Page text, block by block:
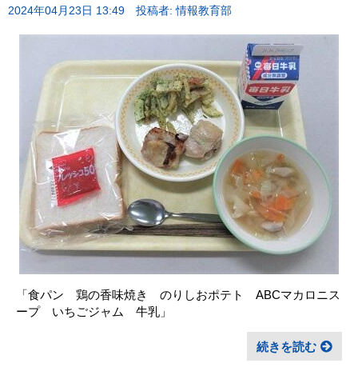
2024年04月23日 13:49 投稿者: 情報教育部
「食パン 鶏の香味焼き のりしおポテト ABCマカロニス
ープ いちごジャム 牛乳」
続きを読む